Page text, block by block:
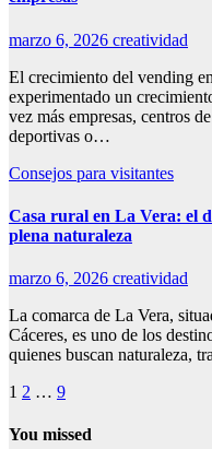
marzo 6, 2026 creatividad
El crecimiento del vending
experimentado un
vez más empresas, centros
deportivas o…
Consejos para visitantes
Casa rural en La Vera: el
plena naturaleza
marzo 6, 2026 creatividad
La comarca de La Vera,
Cáceres, es uno de los
quienes buscan naturaleza,
Paginación
de
1 2 … 9
You missed